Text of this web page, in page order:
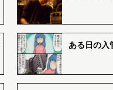
ある日の入